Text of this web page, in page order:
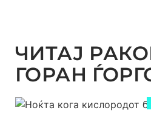
ЧИТАЈ
ГОРАН